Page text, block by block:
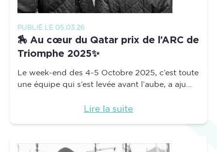
PUBLIÉ LE 05.03.26
🏇 Au cœur du Qatar prix de l’ARC de
Triomphe 2025✨
Le week-end des 4-5 Octobre 2025, c’est toute
une équipe qui s’est levée avant l’aube, a aju...
Lire la suite